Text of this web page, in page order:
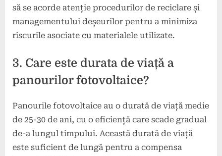
să se acorde atenție procedurilor de reciclare și
managementului deșeurilor pentru a minimiza
riscurile asociate cu materialele utilizate.
3. Care este durata de viață a
panourilor fotovoltaice?
Panourile fotovoltaice au o durată de viață medie
de 25-30 de ani, cu o eficiență care scade gradual
de-a lungul timpului. Această durată de viață
este suficient de lungă pentru a compensa